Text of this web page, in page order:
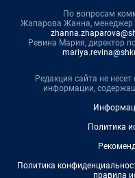
По вопросам
Жапарова Жанна, менеджер
Ревина Мария, директор
Редакция сайта не несет
информации,
Политика
Политика
правила